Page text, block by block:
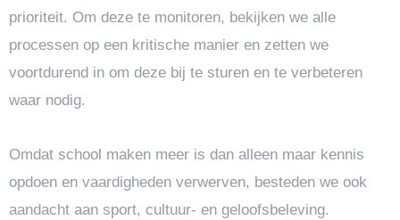
prioriteit. Om deze te monitoren, bekijken we alle
processen op een kritische manier en zetten we
voortdurend in om deze bij te sturen en te verbeteren
waar nodig.
Omdat school maken meer is dan alleen maar kennis
opdoen en vaardigheden verwerven, besteden we ook
aandacht aan sport, cultuur- en geloofsbeleving.